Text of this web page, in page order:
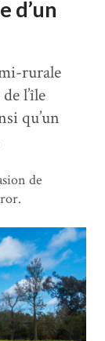
d’un
rurale
l’île
qu’un
de